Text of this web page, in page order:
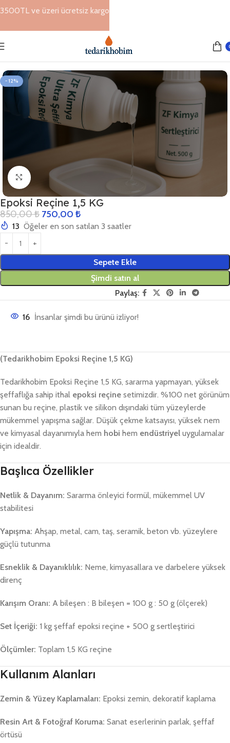
Ana Sayfa Epoksi Ürünleri Epoksi Reçine
- 12%
Büyütmek için tıklayın
Epoksi Reçine 1,5 KG
850,00₺ 750,00 ₺
13 Öğeler en son satılan 3 saatler
Sepete Ekle
Şimdi satın al
Paylaş:
16 İnsanlar şimdi bu ürünü izliyor!
(Tedarikhobim Epoksi Reçine 1,5 KG)
Tedarikhobim Epoksi Reçine 1,5 KG, sararma yapmayan, yüksek
şeffaflığa sahip ithal epoksi reçine setimizdir. %100 net görünüm
sunan bu reçine, plastik ve silikon dışındaki tüm yüzeylerde
mükemmel yapışma sağlar. Düşük çekme katsayısı, yüksek nem
ve kimyasal dayanımıyla hem hobi hem endüstriyel uygulamalar
için idealdir.
Başlıca Özellikler
Netlik & Dayanım: Sararma önleyici formül, mükemmel UV
stabilitesi
Yapışma: Ahşap, metal, cam, taş, seramik, beton vb. yüzeylere
güçlü tutunma
Esneklik & Dayanıklılık: Neme, kimyasallara ve darbelere yüksek
direnç
Karışım Oranı: A bileşen : B bileşen = 100 g : 50 g (ölçerek)
Set İçeriği: 1 kg şeffaf epoksi reçine + 500 g sertleştirici
Ölçümler: Toplam 1,5 KG reçine
Kullanım Alanları
Zemin & Yüzey Kaplamaları: Epoksi zemin, dekoratif kaplama
Resin Art & Fotoğraf Koruma: Sanat eserlerinin parlak, şeffaf
örtüsü
3500TL ve üzeri ücretsiz kargo